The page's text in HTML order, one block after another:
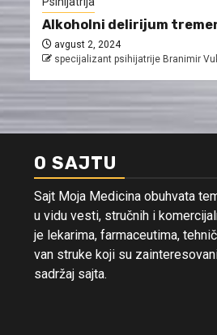
Alkoholni delirijum
avgust 2, 2024
specijalizant psihijatrije Branimir
O SAJTU
Sajt Moja Medicina obuhvata
u vidu vesti, stručnih i
je lekarima, farmaceutima,
van struke koji su
sadržaj sajta.